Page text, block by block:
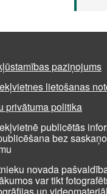
paziņojums
lietošanas
privātuma politika
publicētās
bez
novada
var tikt